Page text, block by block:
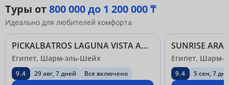
Туры от800 000 до 1 200 000 ₸
Идеально для любителей комфорта
PICKALBATROS LAGUNA VISTA AQUA PARK - SHARM EL SHEIKH (EX. LAGUNA VISTA BEACH RESORT) 5*
Египет, Шарм-эль-Шейх
9.4 29 авг, 7 дней Все включено
Египет, Шарм-
9.4 5 сен, 7